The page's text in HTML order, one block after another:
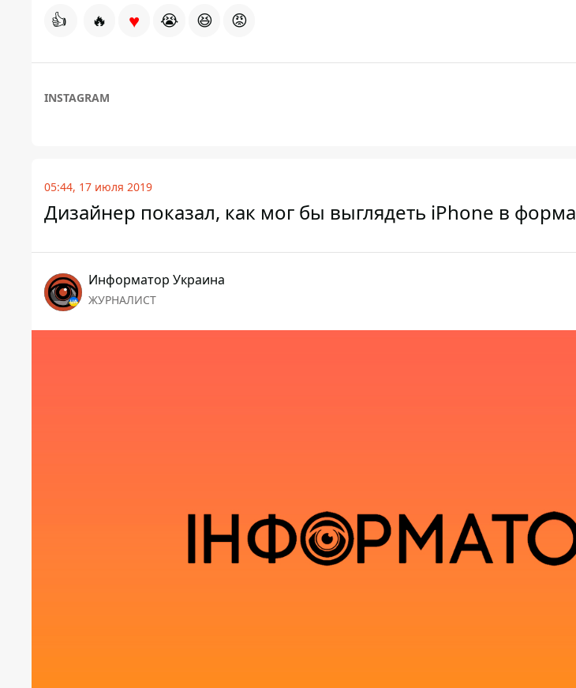
👍 🔥 ♥ 😭 😆 😡
INSTAGRAM
05:44, 17 июля 2019
Дизайнер показал, как мог бы выглядеть iPhone в
Информатор Украина
ЖУРНАЛИСТ